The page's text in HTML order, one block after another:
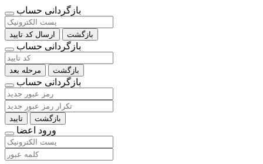
بازگردانی حساب
ارسال کد تایید بازگشت
بازگردانی حساب
مرحله بعد بازگشت
بازگردانی حساب
تایید بازگشت
ورود اعضا